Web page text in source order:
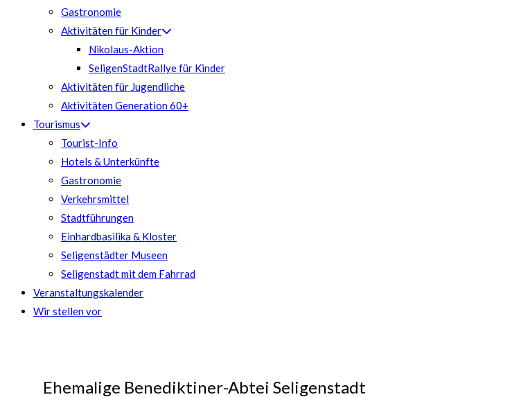
Gastronomie
Aktivitäten für Kinder
Nikolaus-Aktion
SeligenStadtRallye für Kinder
Aktivitäten für Jugendliche
Aktivitäten Generation 60+
Tourismus
Tourist-Info
Hotels & Unterkünfte
Gastronomie
Verkehrsmittel
Stadtführungen
Einhardbasilika & Kloster
Seligenstädter Museen
Seligenstadt mit dem Fahrrad
Veranstaltungskalender
Wir stellen vor
Ehemalige Benediktiner-Abtei Seligenstadt